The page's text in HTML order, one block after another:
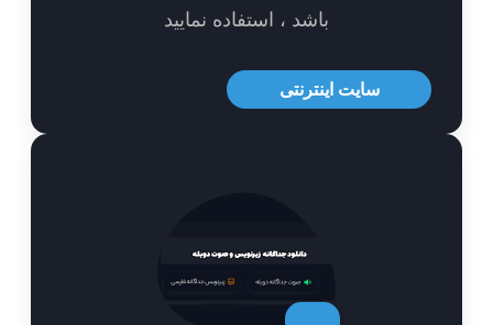
باشد ، استفاده نمایید
سایت اینترنتی